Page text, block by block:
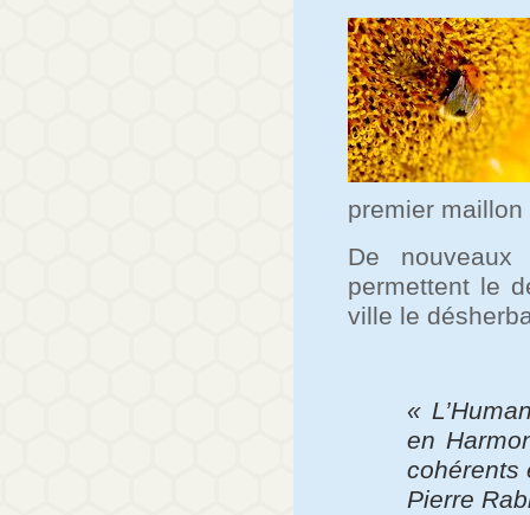
premier
De nouveaux
permettent le
ville le
«
en
cohérents
Pierre